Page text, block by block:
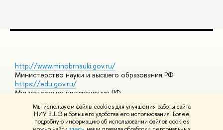
Мы используем файлы cookies для улучшения работы сайта
НИУ ВШЭ и большего удобства его использования. Более
подробную информацию об использовании файлов cookies
http://www.minobrnauki.gov.ru/
Министерство науки и высшего образования РФ
https://edu.gov.ru/
Министерство просвещения РФ
https://elearning.hse.ru/mooc
Массовые открытые онлайн-курсы